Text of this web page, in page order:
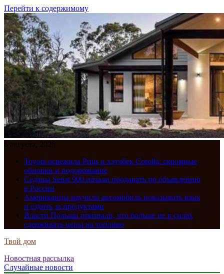
Перейти к содержимому
6 августа, 2026
Toyota освежила Prius и хэтчбек Corolla: скромные
обновки и подорожание
Седаны Senat 900 начали продавать по объявлению
в России
Американцы научили автомобиль показывать язык
и ездить за продуктами
Власти Польши признали, что больше не в силах
сдерживать цены на топливо
Твой дом
Новостная рассылка
Случайные новости